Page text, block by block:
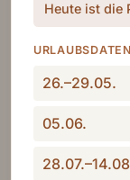
Heute ist die
URLAUBSDATEN
26.–29.05.
05.06.